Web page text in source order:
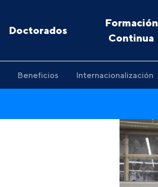
Doctorados
Formación
Continua
Beneficios Internacionalización